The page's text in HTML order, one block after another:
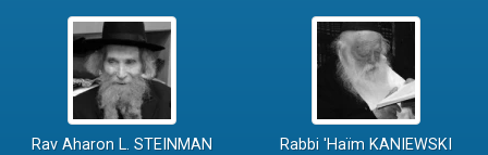
Rav Aharon L. STEINMAN Rabbi 'Haïm KANIEWSKI